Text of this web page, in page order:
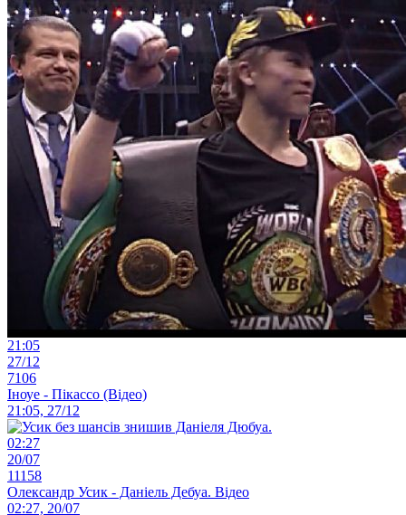
21:05
27/12
7106
Іноуе - Пікассо (Відео)
21:05, 27/12
02:27
20/07
11158
Олександр Усик - Даніель Дебуа. Відео
02:27, 20/07